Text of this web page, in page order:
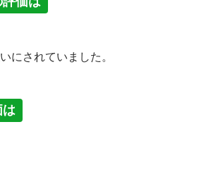
にされていました。
は